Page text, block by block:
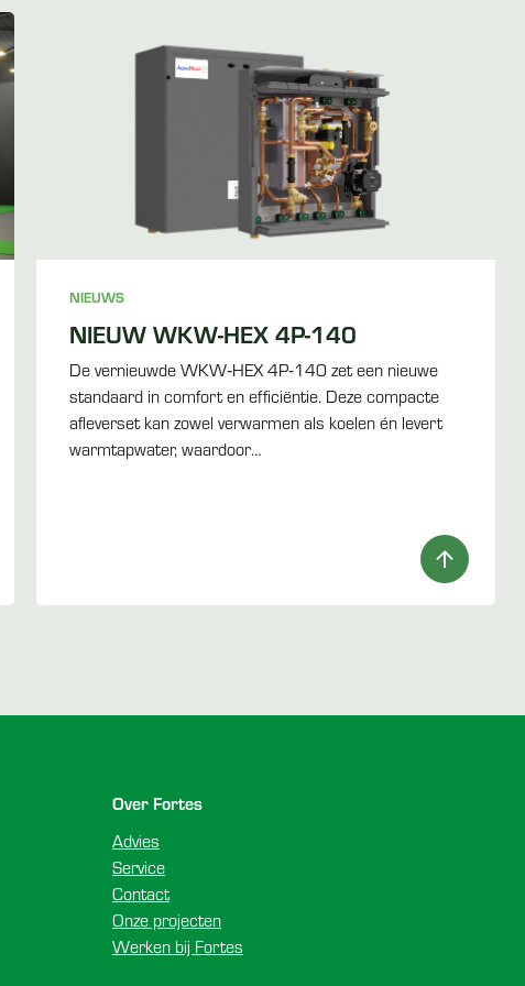
NIEUWS
NIEUW WKW-HEX 4P-140
De vernieuwde WKW‑HEX 4P‑140 zet een nieuwe
standaard in comfort en efficiëntie. Deze compacte
afleverset kan zowel verwarmen als koelen én levert
warmtapwater, waardoor…
Over Fortes
Advies
Service
Contact
Onze projecten
Werken bij Fortes